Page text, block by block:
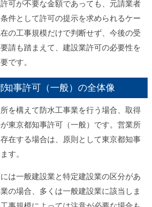
可が不要な金額であっても、元請業者
件として許可の提示を求められるケー
の工事規模だけで判断せず、今後の受
請も踏まえて、建設業許可の必要性を
です。
知事許可（一般）の全体像
を構えて防水工事業を行う場合、取得
東京都知事許可（一般）です。営業所
在する場合は、原則として東京都知事
す。
は一般建設業と特定建設業の区分があ
の場合、多くは一般建設業に該当しま